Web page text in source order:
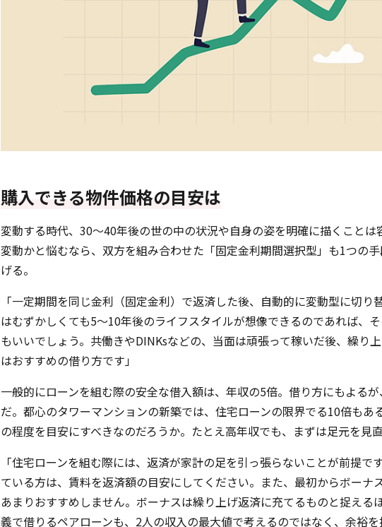
購入できる物件価格の目安は
変動する時代、30～40年後の世の中の状況や自身の姿を明確に描くことは
変動かと悩むなら、双方を組み合わせた「固定金利期間選択型」も1つの
げる。
「一定期間を同じ金利（固定金利）で返済した後、自動的に変動型に切り
はむずかしくても5～10年後のライフスタイルが想像できるのであれば、
もいいでしょう。共働きやDINKsなどの、当面は頑張って稼いだ後、繰り
はおすすめの借り方です」
一般的にローンを組む際の安全な借入額は、年収の5倍。借り方にもよる
だ。都心のタワーマンションの新築では、住宅ローンの限界でる10倍もあ
の程度を目安にすべきなのだろうか。たとえ高年収でも、まずは足元を見直
「住宅ローンを組む際には、返済が家計の足を引っ張らないことが前提で
ている方は、賃料を返済額の目安にしてください。また、最初からボーナ
あまりおすすめしません。ボーナスは繰り上げ返済に充てるものと捉える
義で借りるペアローンも、2人の収入の最大値で考えるのではなく、余裕